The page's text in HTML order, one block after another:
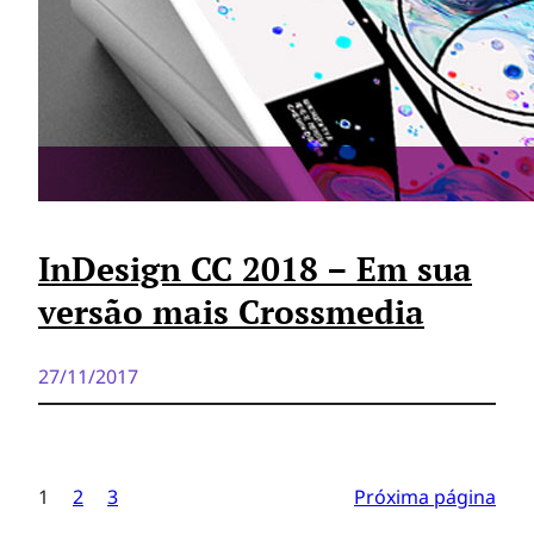
InDesign CC 2018 – Em sua
versão mais Crossmedia
27/11/2017
1 2 3 Próxima página